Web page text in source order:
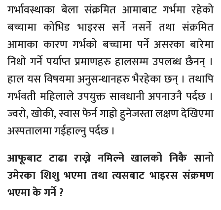
गर्भावस्थाका बेला संक्रमित आमाबाट गर्भमा रहेको
बच्चामा कोभिड भाइरस सर्ने नसर्ने तथा संक्रमित
आमाका कारण गर्भको बच्चामा पर्ने असरका बारेमा
निधो गर्ने पर्याप्त प्रमाणहरु हालसम्म उपलब्ध छैनन् ।
हाल यस विषयमा अनुसन्धानहरु भैरहेका छन् । तथापि
गर्भवती महिलाले उपयुक्त सावधानी अपनाउनै पर्दछ ।
ज्वरो, खोकी, स्वास फेर्न गाह्रो हुनेजस्ता लक्षण देखिएमा
अस्पतालमा गईहाल्नु पर्दछ ।
आफूबाट टाढा राख्ने नमिल्ने खालको निकै सानो
उमेरका शिशु भएमा तथा त्यसबाट भाइरस संक्रमण
भएमा के गर्ने ?